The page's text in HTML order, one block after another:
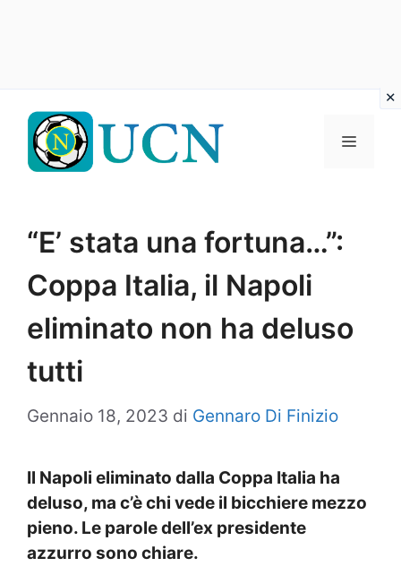
contenuto
Menu
“E’ stata una fortuna…”:
Coppa Italia, il Napoli
eliminato non ha deluso
tutti
Gennaio 18, 2023 di Gennaro Di Finizio
Il Napoli eliminato dalla Coppa Italia ha
deluso, ma c’è chi vede il bicchiere mezzo
pieno. Le parole dell’ex presidente
azzurro sono chiare.